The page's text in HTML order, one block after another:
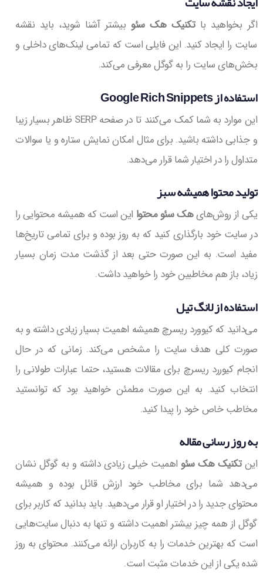
اگر بخواهید باتکنیک هک سئو بیشتر آشنا شوید، باید نقشه
سایت را ایجاد کنید. این فایلی است که تمامی لینک‌های داخلی و
بخش‌های سایت را به گوگل معرفی می‌کند.
استفاده از Google Rich Snippets
این موارد به شما کمک می‌کنند تا در صفحه SERP ظاهر بسیار زیبا
و جذابی داشته باشید. برای مثال امکان نمایش ستاره و یا سوالات
متداول را در اختیار شما قرار می‌دهد.
تولید محتوا همیشه سبز
یکی از روش‌هایهک سئو محتوا این است که همیشه محتوایی را
در سایت خود بارگذاری کنید که به روز بوده و برای تمامی تاریخ‌ها
مفید است. به این صورت حتی بعد از گذشت مدت زمان بسیار
زیاد، باز هم مخاطبین خود را خواهید داشت.
استفاده از لانگ تیل
می‌دانید که کیوورد ریسرچ همیشه اهمیت بسیار زیادی داشته و به
صورت کلی هدف سایت را مشخص می‌کند. زمانی که در حال
انجام کیوررد ریسرچ برای مقالات هستید، حتما عبارات طولانی را
انتخاب کنید. به این صورت مطمئن خواهید بود که توانستید
مخاطب خاص خود را پیدا کنید.
به روز رسانی مقاله
اینتکنیک هک سئو اهمیت خیلی زیادی داشته و به گوگل نشان
می‌دهد شما برای مخاطب خود ارزش قائل بوده و همیشه
محتوای جدید را در اختیار او قرار می‌دهید. باید بدانید که کاربر برای
گوگل از همه چیز بیشتر اهمیت داشته و تنها به دنبال سایت‌هایی
است که بهترین خدمات را به کاربران ارائه می‌کنند. محتوای به روز
شده یکی از این خدمات مثبت است.